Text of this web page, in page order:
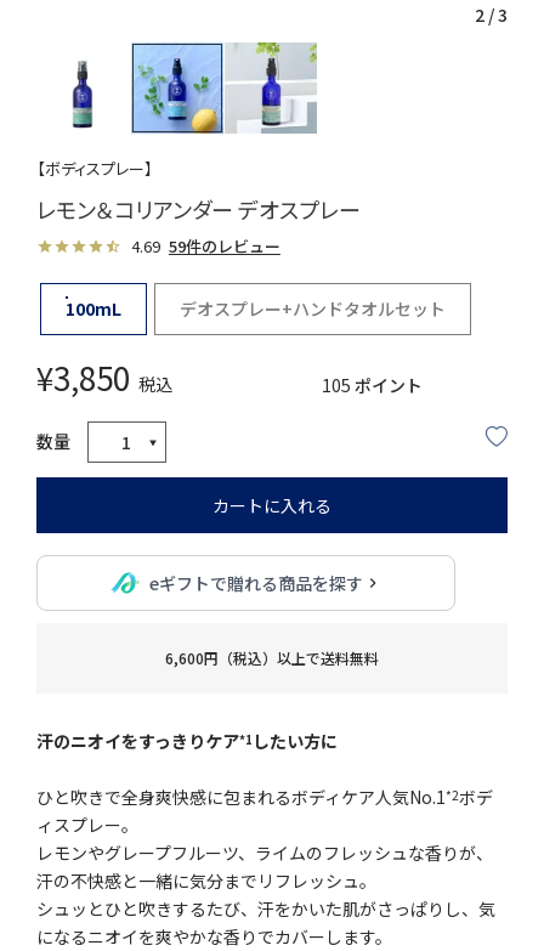
2/3
【ボディスプレー】
レモン＆コリアンダー デオスプレー
4.69 59件のレビュー
100mL デオスプレー+ハンドタオルセット
¥3,850 税込 105 ポイント
カートに入れる
eギフトで贈れる商品を探す
6,600円（税込）以上で送料無料
汗のニオイをすっきりケア*1 したい方に
ひと吹きで全身爽快感に包まれるボディケア人気No.1*2ボデ
ィスプレー。
レモンやグレープフルーツ、ライムのフレッシュな香りが、
汗の不快感と一緒に気分までリフレッシュ。
シュッとひと吹きするたび、汗をかいた肌がさっぱりし、気
になるニオイを爽やかな香りでカバーします。